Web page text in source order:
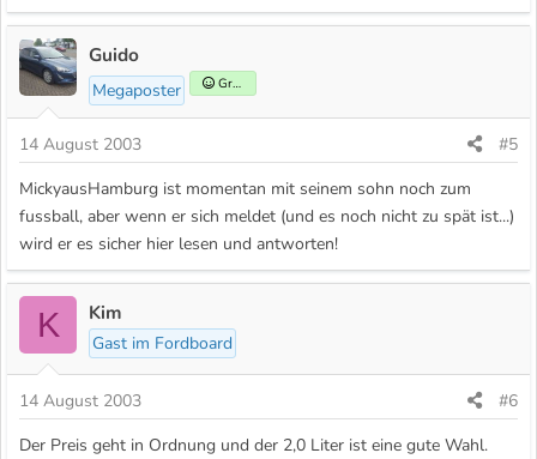
Guido
Megaposter Gründer
14 August 2003
#5
MickyausHamburg ist momentan mit seinem sohn noch zum
fussball, aber wenn er sich meldet (und es noch nicht zu spät ist...)
wird er es sicher hier lesen und antworten!
K Kim
Gast im Fordboard
14 August 2003
#6
Der Preis geht in Ordnung und der 2,0 Liter ist eine gute Wahl.